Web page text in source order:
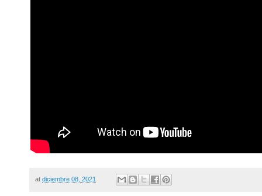
at diciembre 08, 2021